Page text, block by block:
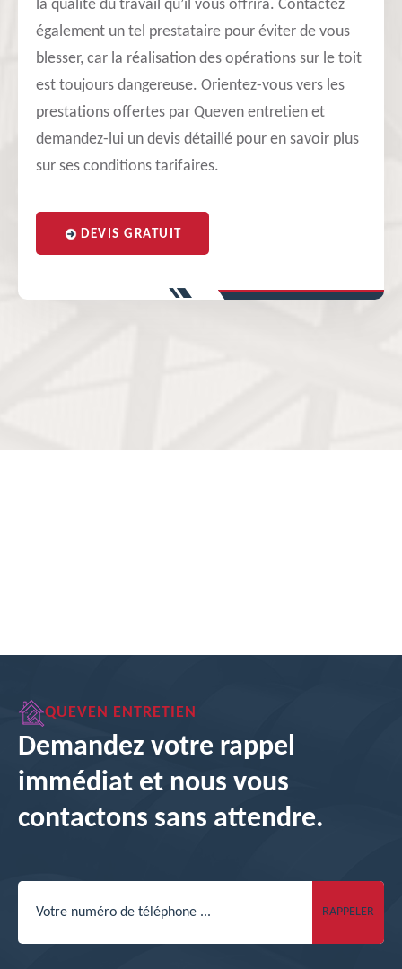
la qualité du travail qu’il vous offrira. Contactez
également un tel prestataire pour éviter de vous
blesser, car la réalisation des opérations sur le toit
est toujours dangereuse. Orientez-vous vers les
prestations offertes par Queven entretien et
demandez-lui un devis détaillé pour en savoir plus
sur ses conditions tarifaires.
DEVIS GRATUIT
QUEVEN ENTRETIEN
Demandez votre rappel
immédiat et nous vous
contactons sans attendre.